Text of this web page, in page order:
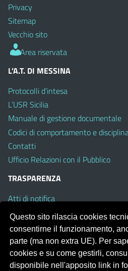
Privacy
Sitemap
Vecchio sito
Area riservata
L’A.T. DI MESSINA
Protocolli d’intesa
L’USR Sicilia
Manuale di gestione documentale
Codici di comportamento e
Contatti
Ufficio Relazioni con il Pubblico
TRASPARENZA
Atti di notifica
Albo on line
Amministrazione Trasparente
Obiettivi di Accessibilità
Questo sito rilascia cookies
consentirne il funzionamento,
parte (ma non extra UE). Per
cookies e su come gestirli,
disponibile nell'apposito link in